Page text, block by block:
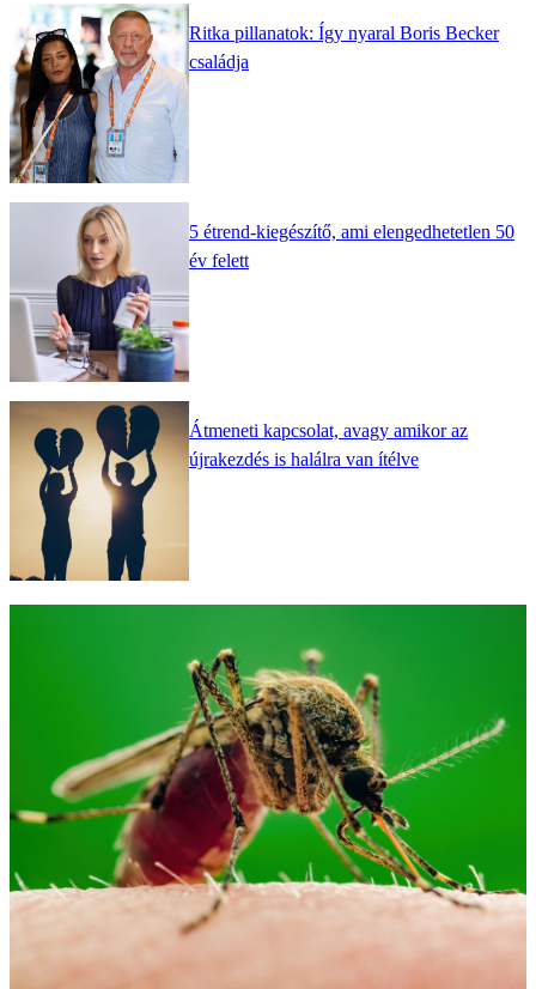
Ritka pillanatok: Így nyaral Boris Becker
családja
5 étrend-kiegészítő, ami elengedhetetlen 50
év felett
Átmeneti kapcsolat, avagy amikor az
újrakezdés is halálra van ítélve